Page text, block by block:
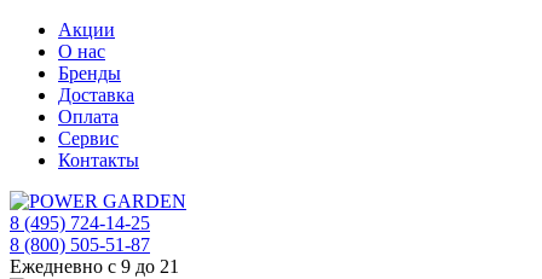
Акции
О нас
Бренды
Доставка
Оплата
Сервис
Контакты
8 (495) 724-14-25
8 (800) 505-51-87
Ежедневно с 9 до 21